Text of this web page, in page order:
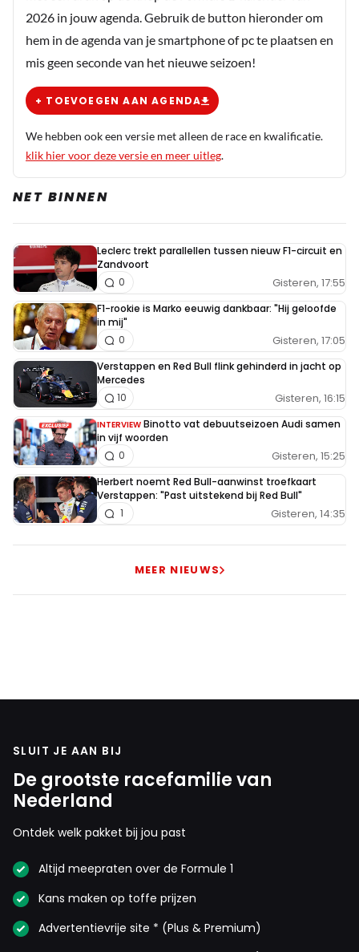
2026 in jouw agenda. Gebruik de button hieronder om
hem in de agenda van je smartphone of pc te plaatsen en
mis geen seconde van het nieuwe seizoen!
+ TOEVOEGEN AAN AGENDA
We hebben ook een versie met alleen de race en kwalificatie.
klik hier voor deze versie en meer uitleg.
NET BINNEN
Leclerc trekt parallellen tussen nieuw F1-circuit en
Zandvoort
Gisteren, 17:55
0
F1-rookie is Marko eeuwig dankbaar: "Hij geloofde
in mij"
Gisteren, 17:05
0
Verstappen en Red Bull flink gehinderd in jacht op
Mercedes
Gisteren, 16:15
10
INTERVIEW Binotto vat debuutseizoen Audi samen
in vijf woorden
Gisteren, 15:25
0
Herbert noemt Red Bull-aanwinst troefkaart
Verstappen: "Past uitstekend bij Red Bull"
Gisteren, 14:35
1
MEER NIEUWS
SLUIT JE AAN BIJ
De grootste racefamilie van
Nederland
Ontdek welk pakket bij jou past
Altijd meepraten over de Formule 1
Kans maken op toffe prijzen
Advertentievrije site * (Plus & Premium)